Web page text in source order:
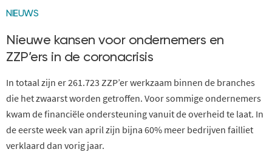
NIEUWS
Nieuwe kansen voor ondernemers en
ZZP’ers in de coronacrisis
In totaal zijn er 261.723 ZZP’er werkzaam binnen de branches
die het zwaarst worden getroffen. Voor sommige ondernemers
kwam de financiële ondersteuning vanuit de overheid te laat. In
de eerste week van april zijn bijna 60% meer bedrijven failliet
verklaard dan vorig jaar.